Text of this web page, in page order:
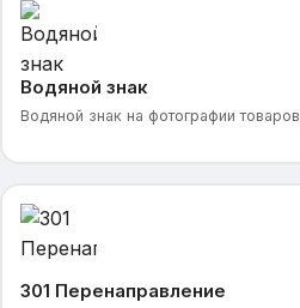
Водяной знак
Водяной знак на фотографии товаров
301 Перенаправление